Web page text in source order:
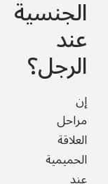
الجنسية
عند
الرجل؟
إن
مراحل
العلاقة
الحميمية